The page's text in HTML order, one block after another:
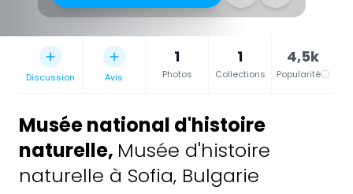
Discussion Avis
1
Photos
1
Collections
4,5k
Popularité
Musée national d'histoire
naturelle, Musée d'histoire
naturelle à Sofia, Bulgarie